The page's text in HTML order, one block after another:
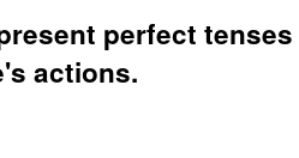
perfect tenses
actions.